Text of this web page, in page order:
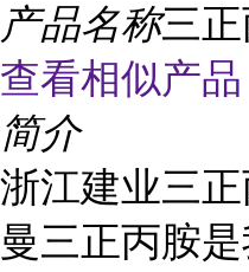
产品名称三
查看相似产
简介
浙江建业三
曼三正丙胺